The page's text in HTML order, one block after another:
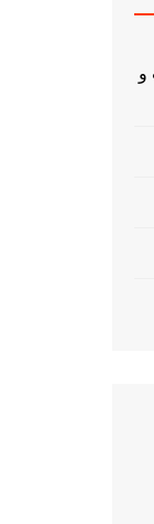
و